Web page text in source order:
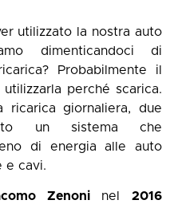
utilizzato la nostra auto
dimenticandoci di
Probabilmente il
perché scarica.
ricarica giornaliera, due
un sistema che
di energia alle auto
e cavi.
Zenoninel2016